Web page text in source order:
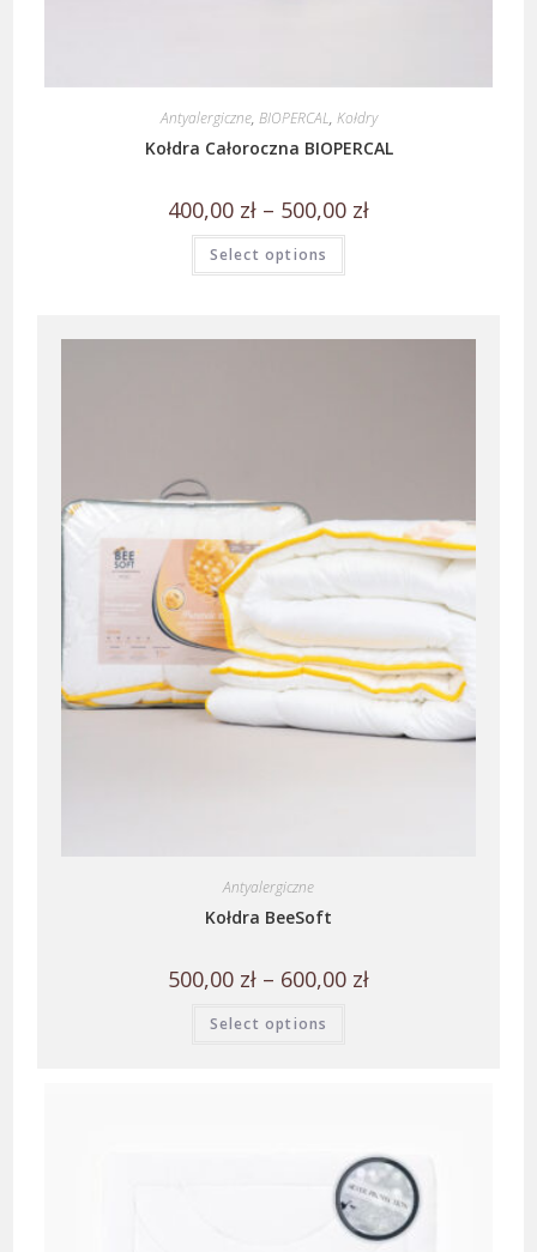
Antyalergiczne, BIOPERCAL, Kołdry
Kołdra Całoroczna BIOPERCAL
400,00 zł – 500,00 zł
Select options
Antyalergiczne
Kołdra BeeSoft
500,00 zł – 600,00 zł
Select options